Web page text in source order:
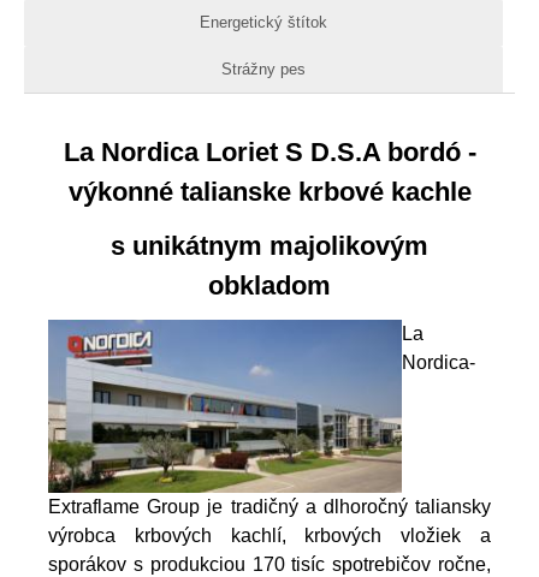
Energetický štítok
Strážny pes
La Nordica Loriet S D.S.A bordó -
výkonné talianske krbové kachle
s unikátnym majolikovým
obkladom
La
Nordica-
Extraflame Group je tradičný a dlhoročný taliansky
výrobca krbových kachlí, krbových vložiek a
sporákov s produkciou 170 tisíc spotrebičov ročne,